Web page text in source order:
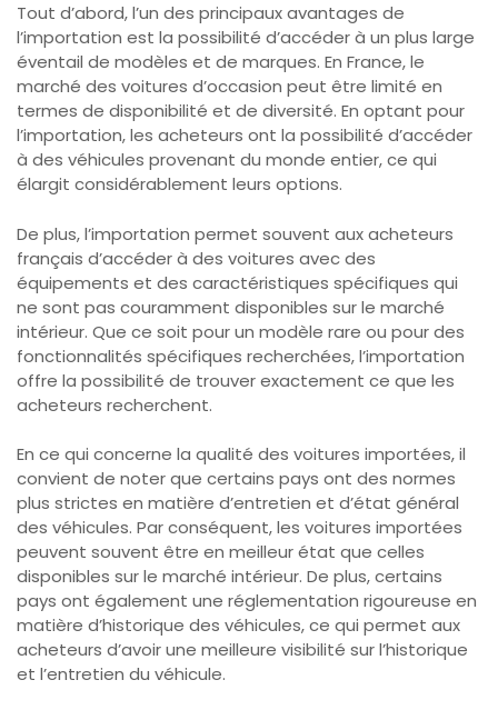
Tout d’abord, l’un des principaux avantages de
l’importation est la possibilité d’accéder à un plus large
éventail de modèles et de marques. En France, le
marché des voitures d’occasion peut être limité en
termes de disponibilité et de diversité. En optant pour
l’importation, les acheteurs ont la possibilité d’accéder
à des véhicules provenant du monde entier, ce qui
élargit considérablement leurs options.
De plus, l’importation permet souvent aux acheteurs
français d’accéder à des voitures avec des
équipements et des caractéristiques spécifiques qui
ne sont pas couramment disponibles sur le marché
intérieur. Que ce soit pour un modèle rare ou pour des
fonctionnalités spécifiques recherchées, l’importation
offre la possibilité de trouver exactement ce que les
acheteurs recherchent.
En ce qui concerne la qualité des voitures importées, il
convient de noter que certains pays ont des normes
plus strictes en matière d’entretien et d’état général
des véhicules. Par conséquent, les voitures importées
peuvent souvent être en meilleur état que celles
disponibles sur le marché intérieur. De plus, certains
pays ont également une réglementation rigoureuse en
matière d’historique des véhicules, ce qui permet aux
acheteurs d’avoir une meilleure visibilité sur l’historique
et l’entretien du véhicule.